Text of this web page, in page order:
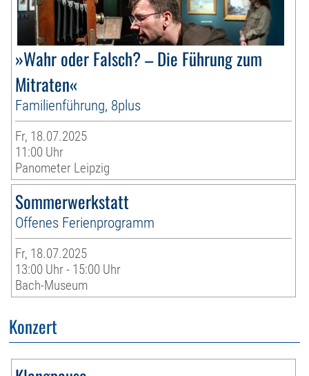
»Wahr oder Falsch? – Die Führung zum
Mitraten«
Familienführung, 8plus
Fr, 18.07.2025
11:00 Uhr
Panometer Leipzig
Sommerwerkstatt
Offenes Ferienprogramm
Fr, 18.07.2025
13:00 Uhr - 15:00 Uhr
Bach-Museum
Konzert